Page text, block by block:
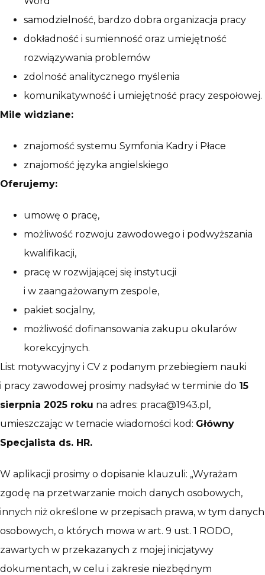
samodzielność, bardzo dobra organizacja pracy
dokładność i sumienność oraz umiejętność
rozwiązywania problemów
zdolność analitycznego myślenia
komunikatywność i umiejętność pracy zespołowej.
Mile widziane:
znajomość systemu Symfonia Kadry i Płace
znajomość języka angielskiego
Oferujemy:
umowę o pracę,
możliwość rozwoju zawodowego i podwyższania
kwalifikacji,
pracę w rozwijającej się instytucji
i w zaangażowanym zespole,
pakiet socjalny,
możliwość dofinansowania zakupu okularów
korekcyjnych.
List motywacyjny i CV z podanym przebiegiem nauki
i pracy zawodowej prosimy nadsyłać w terminie do 15
sierpnia 2025 roku na adres: praca@1943.pl,
umieszczając w temacie wiadomości kod: Główny
Specjalista ds. HR.
W aplikacji prosimy o dopisanie klauzuli: „Wyrażam
zgodę na przetwarzanie moich danych osobowych,
innych niż określone w przepisach prawa, w tym danych
osobowych, o których mowa w art. 9 ust. 1 RODO,
zawartych w przekazanych z mojej inicjatywy
dokumentach, w celu i zakresie niezbędnym